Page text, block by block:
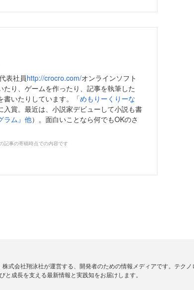
表社員http://crocro.com/オンラインソフト
り、ゲームを作ったり、記事を執筆した
書いたりしています。「めもりーくりーな
入賞。最近は、小説家デビューして小説も書
ラム』他）。面白いことなら何でもOKのさ
記事の寄稿時点での内容です
株式会社翔泳社が運営する、開発者のための情報メディアです。テク
と成長を支える最新情報と実践知をお届けします。